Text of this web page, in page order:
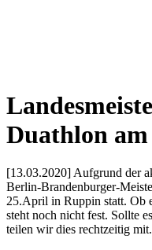
Duathlon
[13.03.2020] Aufgrund der
Berlin-Brandenburger-
25.April in Ruppin statt. Ob
steht noch nicht fest. Sollte
teilen wir dies rechtzeitig mit.